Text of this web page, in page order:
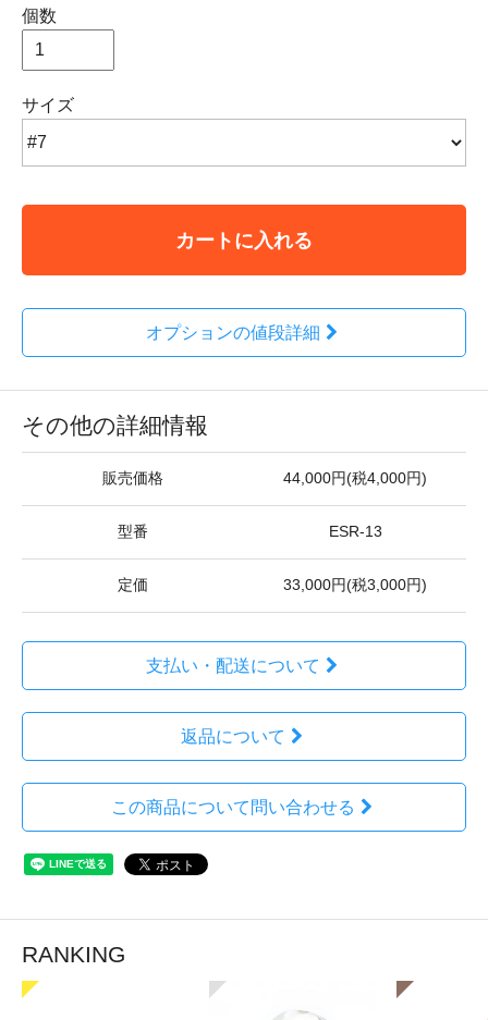
個数
サイズ
カートに入れる
オプションの値段詳細
その他の詳細情報
販売価格 44,000円(税4,000円)
型番 ESR-13
定価 33,000円(税3,000円)
支払い・配送について
返品について
この商品について問い合わせる
RANKING